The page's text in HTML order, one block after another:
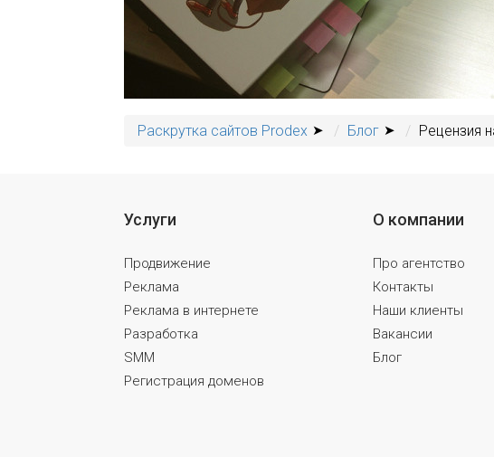
Раскрутка сайтов Prodex Блог Рецензия
Услуги
Продвижение
Реклама
Реклама в интернете
Разработка
SMM
Регистрация доменов
О компании
Про агентство
Контакты
Наши клиенты
Вакансии
Блог